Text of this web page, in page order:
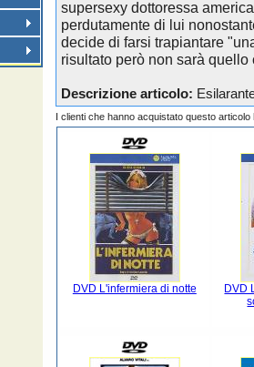
supersexy dottoressa
perdutamente di lui
decide di farsi trapiantare
risultato però non sarà quello
Descrizione articolo:
I clienti che hanno acquistato questo
DVD L'infermiera di notte
DVD